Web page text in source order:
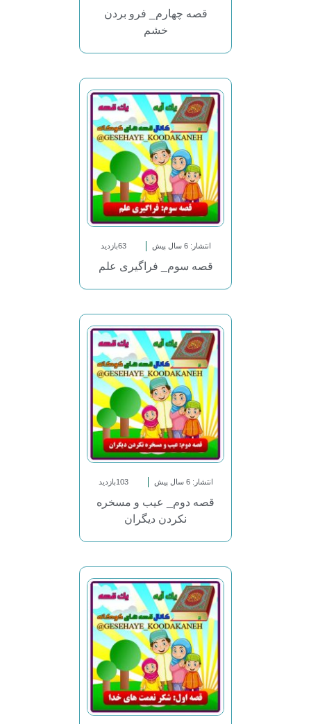
قصه چهارم_ فرو بردن
خشم
انتشار: 6 سال پیش 63بازدید
قصه سوم_ فراگیری علم
انتشار: 6 سال پیش 103بازدید
قصه دوم_ عیب و مسخره
نکردن دیگران